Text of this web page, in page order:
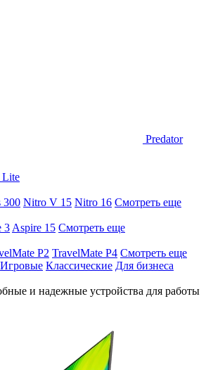
Predator
Lite
300 Nitro V 15 Nitro 16 Смотреть еще
3 Aspire 15 Смотреть еще
P2 TravelMate P4 Смотреть еще
Игровые Классические Для бизнеса
и надежные устройства для работы